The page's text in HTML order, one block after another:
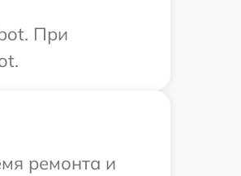
При
ремонта и